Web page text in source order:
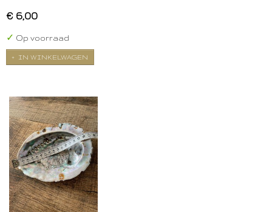
€ 6,00
✓ Op voorraad
IN WINKELWAGEN